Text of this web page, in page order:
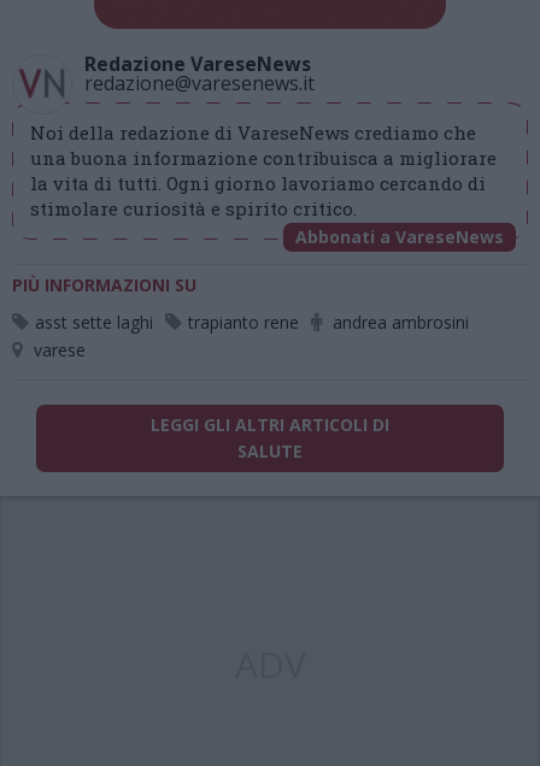
Redazione VareseNews
redazione@varesenews.it
Noi della redazione di VareseNews crediamo che
una buona informazione contribuisca a migliorare
la vita di tutti. Ogni giorno lavoriamo cercando di
stimolare curiosità e spirito critico.
Abbonati a VareseNews
PIÙ INFORMAZIONI SU
asst sette laghi
trapianto rene
andrea ambrosini
varese
LEGGI GLI ALTRI ARTICOLI DI
SALUTE